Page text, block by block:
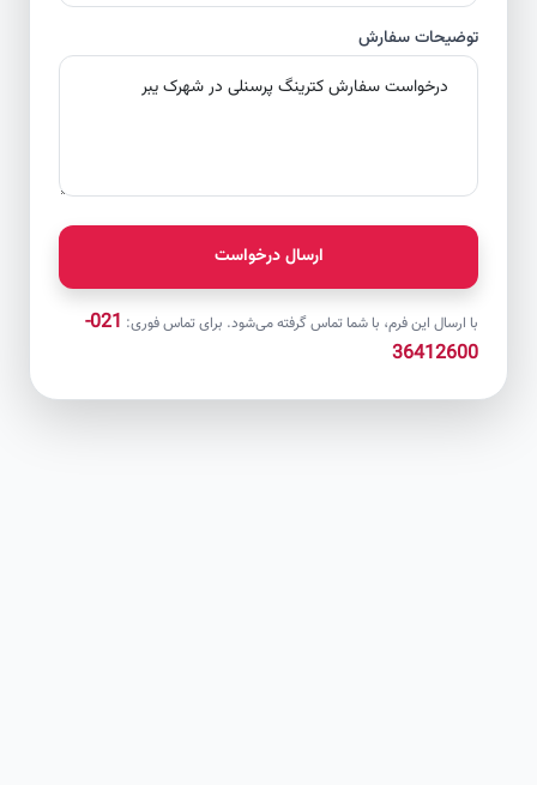
توضیحات سفارش
ارسال درخواست
با ارسال این فرم، با شما تماس گرفته می‌شود. برای تماس فوری:
021-
36412600